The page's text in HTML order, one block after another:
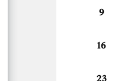
9
16
23